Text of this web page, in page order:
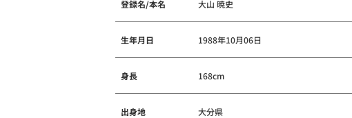
登録名/本名 大山 暁史
生年月日 1988年10月06日
身長 168cm
出身地 大分県